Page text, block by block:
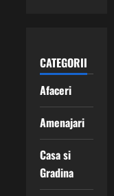
CATEGORII
Afaceri
Amenajari
Casa si
Gradina